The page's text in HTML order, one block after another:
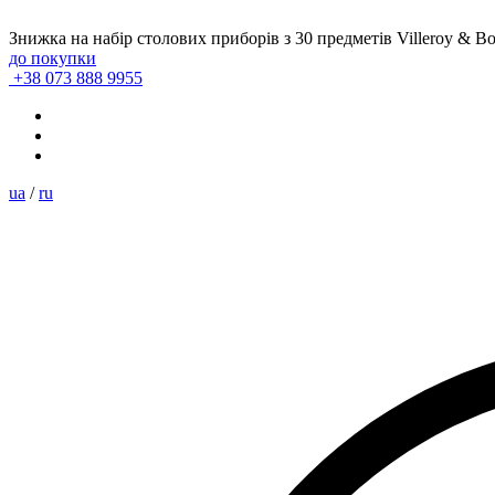
Знижка на набір столових приборів з 30 предметів Villeroy &
до покупки
+38 073 888 9955
ua / ru